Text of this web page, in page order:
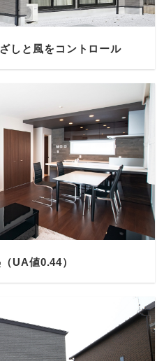
しと風をコントロール
UA値0.44）